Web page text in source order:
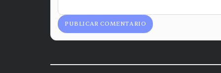
PUBLICAR COMENTARIO